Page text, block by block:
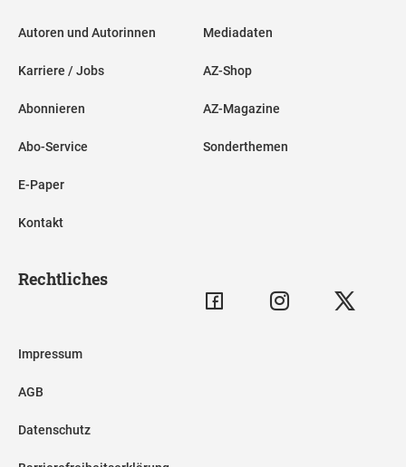
Autoren und Autorinnen
Karriere / Jobs
Abonnieren
Abo-Service
E-Paper
Kontakt
Mediadaten
AZ-Shop
AZ-Magazine
Sonderthemen
Rechtliches
Impressum
AGB
Datenschutz